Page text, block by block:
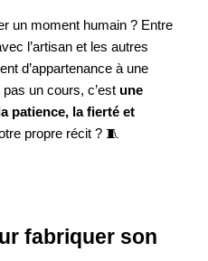
un moment humain ? Entre
l’artisan et les autres
d’appartenance à une
un cours, c’est une
patience, la fierté et
propre récit ? 🧵
fabriquer son